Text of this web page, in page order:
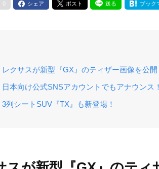
0 シェア ポスト 送る ブック
レクサスが新型『GX』のティザー画像を公開
日本向け公式SNSアカウントでもアナウンス
3列シートSUV『TX』も新登場！